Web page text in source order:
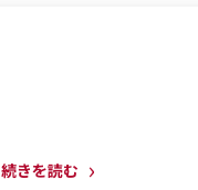
続きを読む